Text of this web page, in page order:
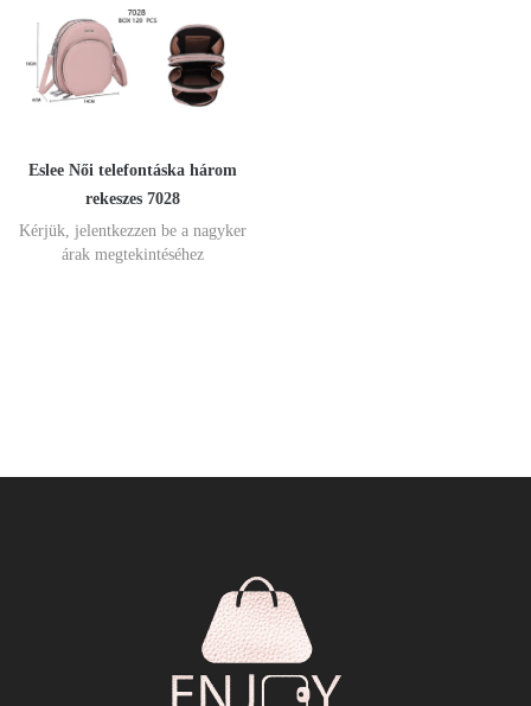
Eslee Női telefontáska három
rekeszes 7028
Kérjük, jelentkezzen be a nagyker
árak megtekintéséhez